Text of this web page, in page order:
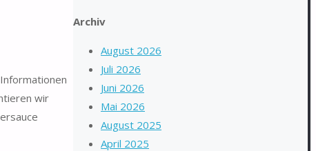
wir
Archiv
August 2026
Juli 2026
Juni 2026
Mai 2026
August 2025
April 2025